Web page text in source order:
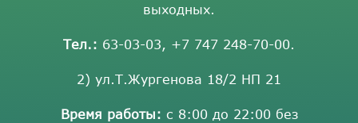
выходных.
Тел.: 63-03-03, +7 747 248-70-00.
2) ул.Т.Жургенова 18/2 НП 21
Время работы: с 8:00 до 22:00 без